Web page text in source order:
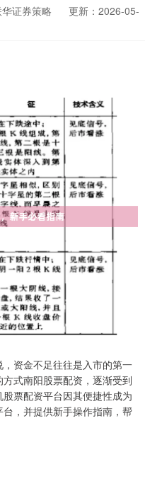
证券策略
更新：2026-05-
资金不足往往是入市的第一
式南阳股票配资，逐渐受到
票配资平台因其便捷性成为
，并提供新手操作指南，帮